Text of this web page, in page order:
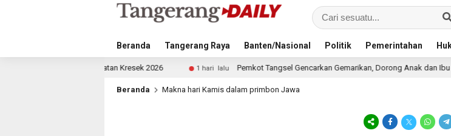
Beranda Tangerang Raya Banten/Nasional Politik Pemerintahan
1 hari lalu Pemkot Tangsel Gencarkan Gemarikan, Dorong Anak dan Ibu Hamil Penuhi
Beranda Makna hari Kamis dalam primbon Jawa